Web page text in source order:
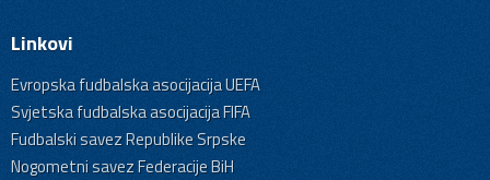
Linkovi
Evropska fudbalska asocijacija UEFA
Svjetska fudbalska asocijacija FIFA
Fudbalski savez Republike Srpske
Nogometni savez Federacije BiH